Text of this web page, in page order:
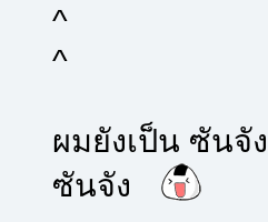
^
^
ผมยังเป็น ซันจั
ซันจัง